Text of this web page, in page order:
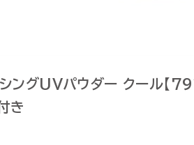
シングUVパウダー クール【
き